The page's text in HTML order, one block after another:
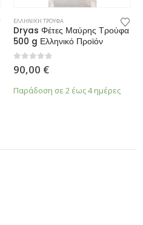
ΕΛΛΗΝΙΚΗ ΤΡΟΥΦΑ
Dryas Φέτες Μαύρης Τρούφα
500 g Ελληνικό Προϊόν
0 από 5
90,00 €
Παράδοση σε 2 έως 4 ημέρες